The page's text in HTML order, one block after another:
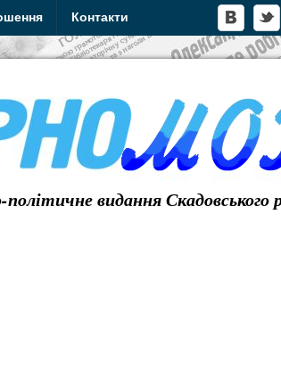
Контакти
політичне видання Скадовського